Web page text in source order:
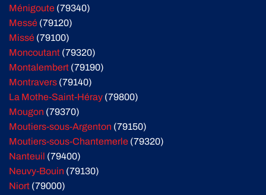
Ménigoute (79340)
Messé (79120)
Missé (79100)
Moncoutant (79320)
Montalembert (79190)
Montravers (79140)
La Mothe-Saint-Héray (79800)
Mougon (79370)
Moutiers-sous-Argenton (79150)
Moutiers-sous-Chantemerle (79320)
Nanteuil (79400)
Neuvy-Bouin (79130)
Niort (79000)